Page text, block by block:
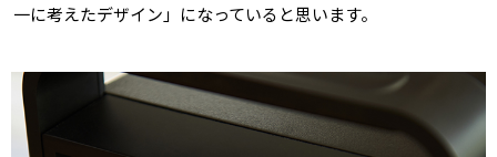
一に考えたデザイン」になっていると思います。